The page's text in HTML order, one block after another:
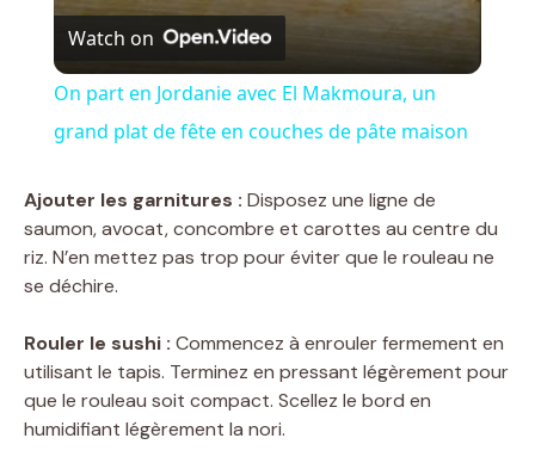
V
i
e
Watch on
On part en Jordanie avec El Makmoura, un
grand plat de fête en couches de pâte maison
Ajouter les garnitures : Disposez une ligne de
saumon, avocat, concombre et carottes au centre du
riz. N’en mettez pas trop pour éviter que le rouleau ne
se déchire.
Rouler le sushi : Commencez à enrouler fermement en
utilisant le tapis. Terminez en pressant légèrement pour
que le rouleau soit compact. Scellez le bord en
humidifiant légèrement la nori.